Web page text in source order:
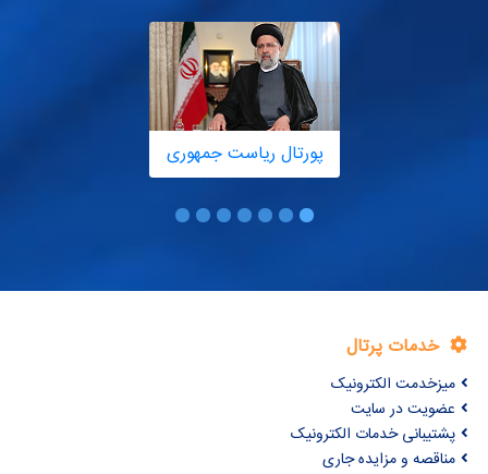
پورتال ریاست جمهوری
خدمات پرتال
میزخدمت الکترونیک
عضویت در سایت
پشتیبانی خدمات الکترونیک
مناقصه و مزایده جاری